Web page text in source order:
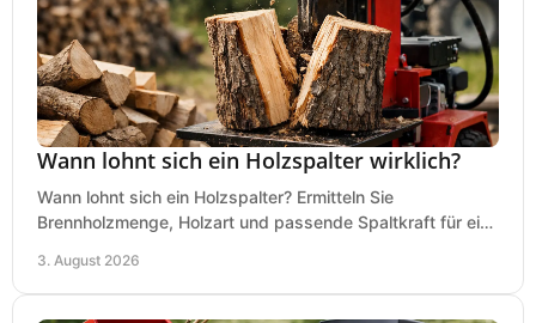
Wann lohnt sich ein Holzspalter wirklich?
Wann lohnt sich ein Holzspalter? Ermitteln Sie
Brennholzmenge, Holzart und passende Spaltkraft für eine
3. August 2026